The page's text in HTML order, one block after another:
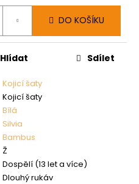
DO KOŠÍKU
Kojicí šaty
Kojicí šaty
Bílá
Silvia
Bambus
Ž
Dospělí (13 let a více)
Dlouhý rukáv
Hlídat Sdílet